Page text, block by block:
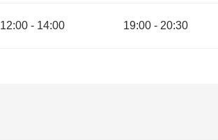
12:00 - 14:00 19:00 - 20:30